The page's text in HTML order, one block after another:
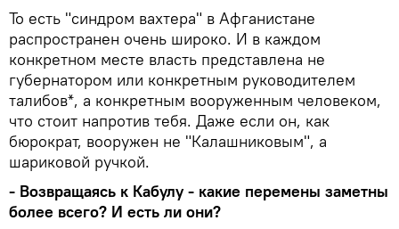
То есть "синдром вахтера" в Афганистане
распространен очень широко. И в каждом
конкретном месте власть представлена не
губернатором или конкретным руководителем
талибов*, а конкретным вооруженным человеком,
что стоит напротив тебя. Даже если он, как
бюрократ, вооружен не "Калашниковым", а
шариковой ручкой.
- Возвращаясь к Кабулу - какие перемены заметны
более всего? И есть ли они?